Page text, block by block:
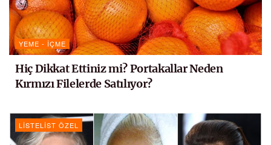
YEME - İÇME
Hiç Dikkat Ettiniz mi? Portakallar Neden
Kırmızı Filelerde Satılıyor?
LISTELIST ÖZEL